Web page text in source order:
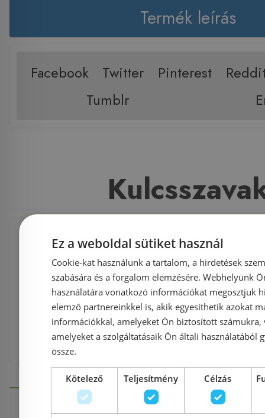
Termék leírás
Facebook Twitter Pinterest
Tumblr
Konyha és háztartás , Mosogató, fali
Mosogatók , Gránit mosogató ,
BLANCO FAVUM XL 6 S silgránit
kávé 524238
Ez a weboldal sütiket használ
Cookie-kat használunk a tartalom, a hirdetések
szabására és a forgalom elemzésére. Webhelyünk
használatára vonatkozó információkat megosztjuk
elemző partnereinkkel is, akik egyesíthetik azokat
információkkal, amelyeket Ön biztosított számukra,
amelyeket a szolgáltatásaik Ön általi használatából
össze.
Kötelező Teljesítmény Célzás